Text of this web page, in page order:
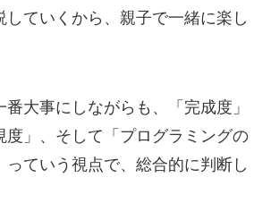
していくから、親子で一緒に楽し
番大事にしながらも、「完成度」
度」、そして「プログラミングの
っていう視点で、総合的に判断し